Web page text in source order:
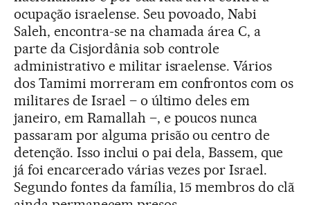
ocupação israelense. Seu povoado, Nabi
Saleh, encontra-se na chamada área C, a
parte da Cisjordânia sob controle
administrativo e militar israelense. Vários
dos Tamimi morreram em confrontos com os
militares de Israel – o último deles em
janeiro, em Ramallah –, e poucos nunca
passaram por alguma prisão ou centro de
detenção. Isso inclui o pai dela, Bassem, que
já foi encarcerado várias vezes por Israel.
Segundo fontes da família, 15 membros do clã